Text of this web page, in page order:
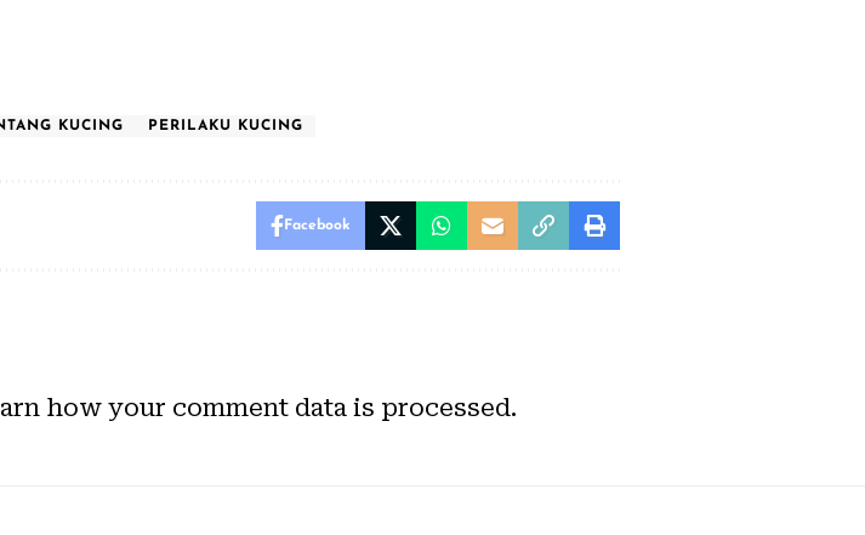
KUCING PERILAKU KUCING
Facebook
how your comment data is processed.